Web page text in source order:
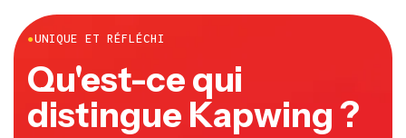
●UNIQUE ET RÉFLÉCHI
Qu'est-ce qui
distingue Kapwing ?